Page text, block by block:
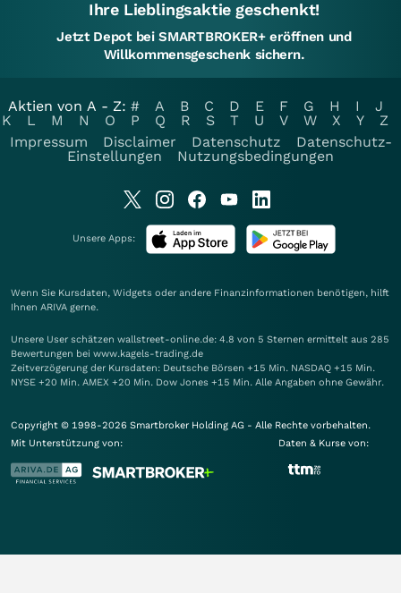
Ihre Lieblingsaktie geschenkt!
Jetzt Depot bei SMARTBROKER+ eröffnen und
Willkommensgeschenk sichern.
Aktien von A - Z: # A B C D E F G H I
J
K
L M N O P Q R S T U V W X Y
Z
Impressum
Disclaimer Datenschutz
Datenschutz-
Einstellungen
Nutzungsbedingungen
Unsere Apps:
Wenn Sie Kursdaten, Widgets oder andere Finanzinformationen benötigen, hilft
Ihnen ARIVA gerne.
Unsere User schätzen wallstreet-online.de: 4.8 von 5 Sternen ermittelt aus 285
Bewertungen bei www.kagels-trading.de
Zeitverzögerung der Kursdaten: Deutsche Börsen +15 Min. NASDAQ +15 Min.
NYSE +20 Min. AMEX +20 Min. Dow Jones +15 Min. Alle Angaben ohne Gewähr.
Copyright © 1998-2026 Smartbroker Holding AG - Alle Rechte vorbehalten.
Mit Unterstützung von:
Daten & Kurse von: